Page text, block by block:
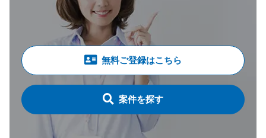
無料ご登録はこちら
案件を探す